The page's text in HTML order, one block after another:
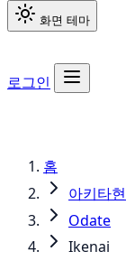
화면 테마
로그인
홈
아키타현
Odate
Ikenai